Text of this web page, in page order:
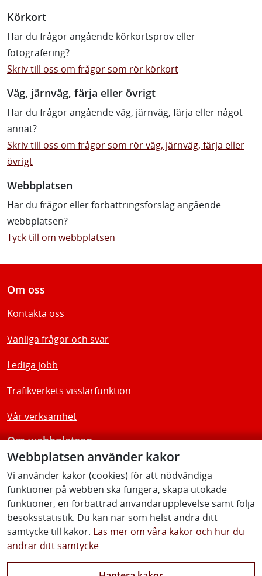
Webbplatsen använder kakor
Vi använder kakor (cookies) för att nödvändiga
funktioner på webben ska fungera, skapa utökade
funktioner, en förbättrad användarupplevelse samt följa
besöksstatistik. Du kan när som helst ändra ditt
samtycke till kakor. Läs mer om våra kakor och hur du
ändrar ditt samtycke
Körkort
Har du frågor angående körkortsprov eller
fotografering?
Skriv till oss om frågor som rör körkort
Väg, järnväg, färja eller övrigt
Har du frågor angående väg, järnväg, färja eller något
annat?
Skriv till oss om frågor som rör väg, järnväg, färja eller
övrigt
Webbplatsen
Har du frågor eller förbättringsförslag angående
webbplatsen?
Tyck till om webbplatsen
Om oss
Kontakta oss
Vanliga frågor och svar
Lediga jobb
Trafikverkets visslarfunktion
Vår verksamhet
Om webbplatsen
Tillgänglighetsredogörelse
Följ oss
Facebook Youtube